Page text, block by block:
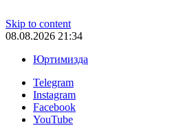
Skip to content
08.08.2026 21:34
Юртимизда
Telegram
Instagram
Facebook
YouTube